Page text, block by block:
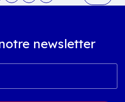
newsletter